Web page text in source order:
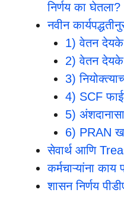
निर्णय का घेतला?
नवीन
1) वेतन देयके
2) वेतन देयके
3)
4) SCF
5)
6) PRAN
सेवार्थ आणि
कर्मचाऱ्यांना काय
शासन निर्णय